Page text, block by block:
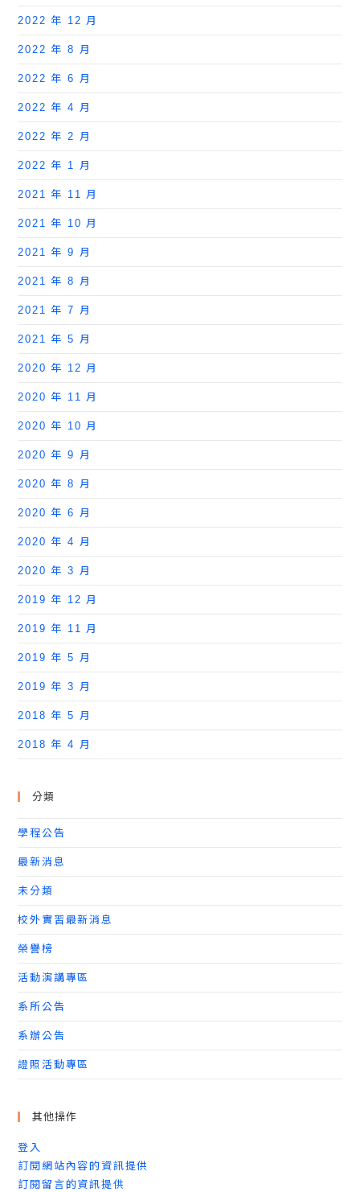
2022 年 12 月
2022 年 8 月
2022 年 6 月
2022 年 4 月
2022 年 2 月
2022 年 1 月
2021 年 11 月
2021 年 10 月
2021 年 9 月
2021 年 8 月
2021 年 7 月
2021 年 5 月
2020 年 12 月
2020 年 11 月
2020 年 10 月
2020 年 9 月
2020 年 8 月
2020 年 6 月
2020 年 4 月
2020 年 3 月
2019 年 12 月
2019 年 11 月
2019 年 5 月
2019 年 3 月
2018 年 5 月
2018 年 4 月
分類
學程公告
最新消息
未分類
校外實習最新消息
榮譽榜
活動演講專區
系所公告
系辦公告
證照活動專區
其他操作
登入
訂閱網站內容的資訊提供
訂閱留言的資訊提供